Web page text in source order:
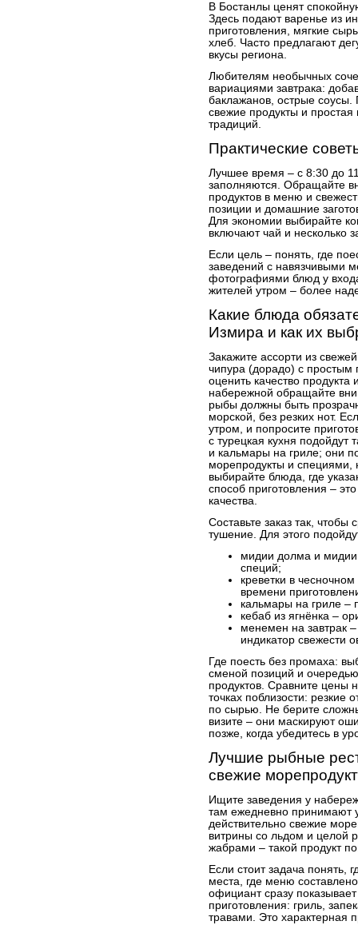
В Бостанлы ценят
Здесь подают варенье из
приготовления, мягкие
хлеб. Часто предлагают
вкусы региона.
Любителям необычных
вариациями завтрака:
баклажанов, острые соусы.
свежие продукты и
традиций.
Практические
Лучшее время – с 8:30 до
заполняются. Обращайте
продуктов в меню и
позиции и домашние
Для экономии выбирайте
включают чай и несколько
Если цель – понять, где
заведений с навязчивыми
фотографиями блюд у
жителей утром – более
Какие блюда
Измира и как их
Закажите ассорти из
чипура (дорадо) с простым
оценить качество продукта
набережной обращайте
рыбы должны быть
морской, без резких нот.
утром, и попросите
с турецкая кухня
и кальмары на гриле; они
морепродукты и специями,
выбирайте блюда, где
способ приготовления –
качества.
Составьте заказ так, чтобы
тушение. Для этого
мидии долма и мидии
специй;
креветки в
времени
кальмары на гриле –
кебаб из ягнёнка –
менемен на завтрак
индикатор свежести
Где поесть без промаха:
сменой позиций и
продуктов. Сравните цены
точках поблизости: резкие
по сырью. Не берите
визите – они маскируют
позже, когда убедитесь в
Лучшие рыбные
свежие
Ищите заведения у
там ежедневно принимают
действительно свежие
витрины со льдом и целой
жабрами – такой продукт
Если стоит задача понять,
места, где меню
официант сразу
приготовления: гриль,
травами. Это характерная